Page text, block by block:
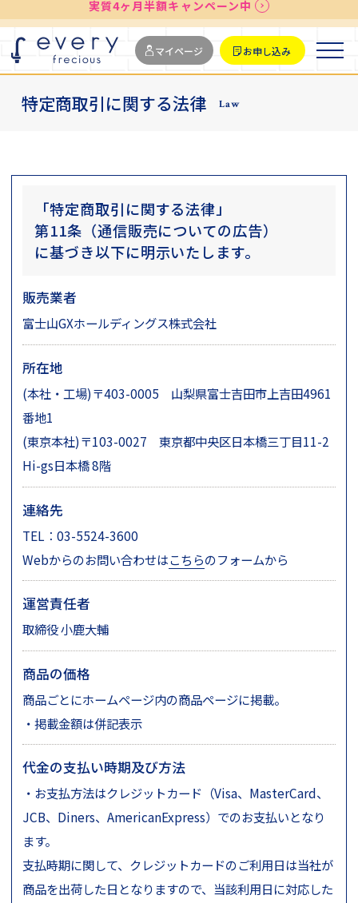
送料無料
最短お届け7日後
実質4ヶ月半額キャンペーン中
マイページ お申し込み
特定商取引に関する法律 Law
「特定商取引に関する法律」
第11条（通信販売についての広告）
に基づき以下に明示いたします。
販売業者
富士山GXホールディングス株式会社
所在地
(本社・工場)〒403-0005 山梨県富士吉田市上吉田4961
番地1
(東京本社)〒103-0027 東京都中央区日本橋三丁目11-2
Hi-gs日本橋 8階
連絡先
TEL：03-5524-3600
Webからのお問い合わせはこちらのフォームから
運営責任者
取締役 小鹿大輔
商品の価格
商品ごとにホームページ内の商品ページに掲載。
・掲載金額は併記表示
代金の支払い時期及び方法
・お支払方法はクレジットカード（Visa、MasterCard、
JCB、Diners、AmericanExpress）でのお支払いとなり
ます。
支払時期に関して、クレジットカードのご利用日は当社が
商品を出荷した日となりますので、当該利用日に対応した